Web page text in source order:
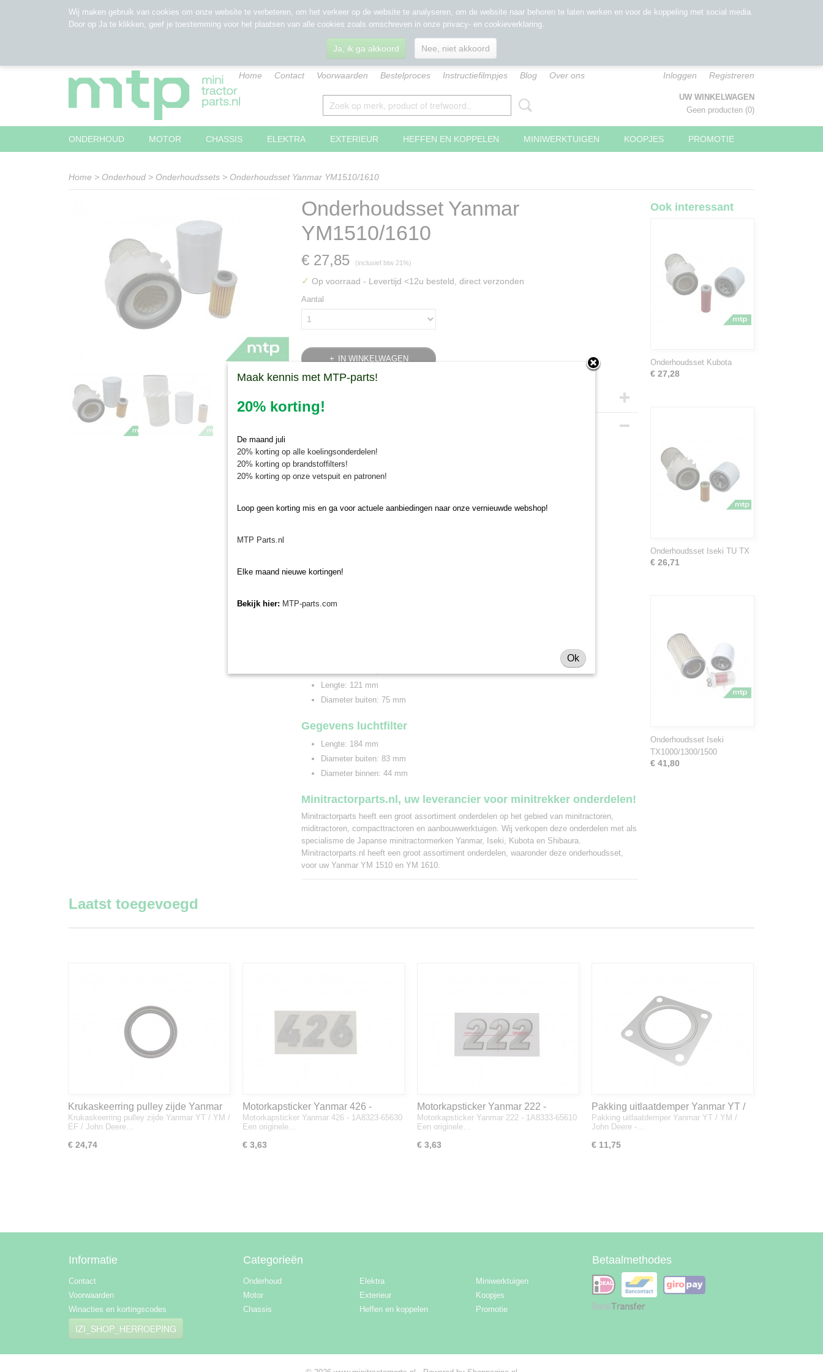
Home Contact Voorwaarden Bestelproces Instructiefilmpjes Blog Over ons Inloggen Registreren
UW WINKELWAGEN
Geen producten (0)
ONDERHOUD MOTOR CHASSIS ELEKTRA EXTERIEUR HEFFEN EN KOPPELEN MINIWERKTUIGEN KOOPJES PROMOTIE
Home > Onderhoud > Onderhoudssets > Onderhoudsset Yanmar YM1510/1610
Onderhoudsset Yanmar
YM1510/1610
€ 27,85 (inclusief btw 21%)
✓ Op voorraad - Levertijd <12u besteld, direct verzonden
Aantal
IN WINKELWAGEN
Ontvang nu 10% korting op olie bij aanschaf van deze onderhoudsset.
Onderhoudsset Yanmar YM1510/1610
1 luchtfilter
Lengte: 121 mm
Diameter buiten: 75 mm
Gegevens luchtfilter
Lengte: 184 mm
Diameter buiten: 83 mm
Diameter binnen: 44 mm
Minitractorparts.nl, uw leverancier voor minitrekker onderdelen!
Minitractorparts heeft een groot assortiment onderdelen op het gebied van minitractoren,
miditractoren, compacttractoren en aanbouwwerktuigen. Wij verkopen deze onderdelen met als
specialisme de Japanse minitractormerken Yanmar, Iseki, Kubota en Shibaura.
Minitractorparts.nl heeft een groot assortiment onderdelen, waaronder deze onderhoudsset,
voor uw Yanmar YM 1510 en YM 1610.
Ook interessant
Onderhoudsset Kubota
€ 27,28
Onderhoudsset Iseki TU TX
€ 26,71
Onderhoudsset Iseki
TX1000/1300/1500
€ 41,80
Laatst toegevoegd
Krukaskeerring pulley zijde Yanmar
YT / YM / EF / John Deere - 119934-
01800
Krukaskeerring pulley zijde Yanmar YT / YM /
EF / John Deere…
€ 24,74
Motorkapsticker Yanmar 426 -
1A8323-65630
Motorkapsticker Yanmar 426 - 1A8323-65630
Een originele…
€ 3,63
Motorkapsticker Yanmar 222 -
1A8333-65610
Motorkapsticker Yanmar 222 - 1A8333-65610
Een originele…
€ 3,63
Pakking uitlaatdemper Yanmar YT /
YM / John Deere - 128300-13230
Pakking uitlaatdemper Yanmar YT / YM /
John Deere -…
€ 11,75
Informatie
Contact
Voorwaarden
Winacties en kortingscodes
IZI_SHOP_HERROEPING
Categorieën
Onderhoud
Motor
Chassis
Elektra
Exterieur
Heffen en koppelen
Miniwerktuigen
Koopjes
Promotie
Betaalmethodes
Wij maken gebruik van cookies om onze website te verbeteren, om het verkeer op de website te analyseren, om de website naar behoren te laten werken en voor de koppeling met social media.
Door op Ja te klikken, geef je toestemming voor het plaatsen van alle cookies zoals omschreven in onze privacy- en cookieverklaring.
Ja, ik ga akkoord Nee, niet akkoord
Maak kennis met MTP-parts!
20% korting!
De maand juli
20% korting op alle koelingsonderdelen!
20% korting op brandstoffilters!
20% korting op onze vetspuit en patronen!
Loop geen korting mis en ga voor actuele aanbiedingen naar onze vernieuwde webshop!
MTP Parts.nl
Elke maand nieuwe kortingen!
Bekijk hier: MTP-parts.com
Ok